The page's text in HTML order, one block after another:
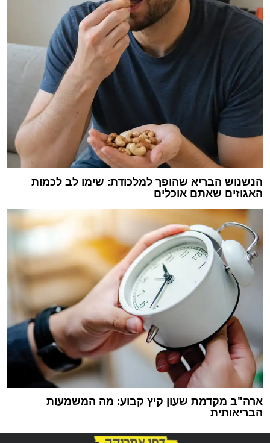
הנשנוש הבריא שהופך למלכודת: שימו לב לכמות
האגוזים שאתם אוכלים
ארה"ב מקדמת שעון קיץ קבוע: מה המשמעות
הבריאותית